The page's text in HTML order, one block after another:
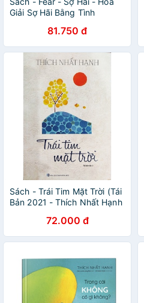
Giải Sợ Hãi Bằng Tình
81.750 đ
Sách - Trái Tim Mặt Trời (Tái
Bản 2021 - Thích Nhất Hạnh
72.000 đ